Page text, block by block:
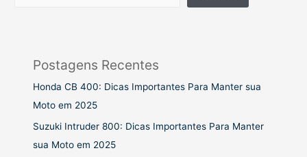
Postagens Recentes
Honda CB 400: Dicas Importantes Para Manter sua
Moto em 2025
Suzuki Intruder 800: Dicas Importantes Para Manter
sua Moto em 2025